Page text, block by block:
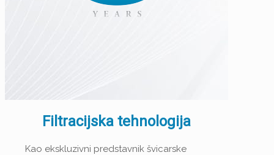
Filtracijska tehnologija
Kao ekskluzivni predstavnik švicarske